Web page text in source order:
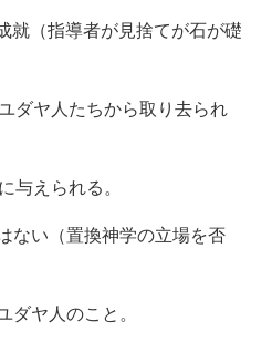
（指導者が見捨てが石が礎
ダヤ人たちから取り去られ
与えられる。
ない（置換神学の立場を否
ダヤ人のこと。